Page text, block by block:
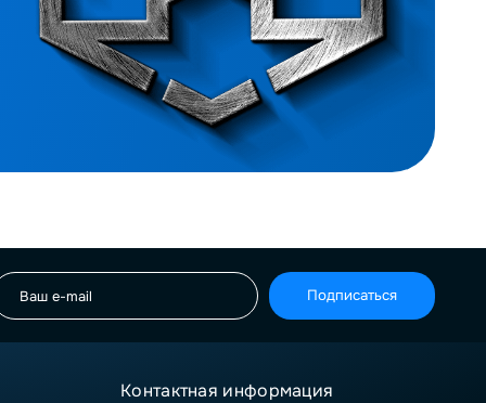
Подписаться
Контактная информация